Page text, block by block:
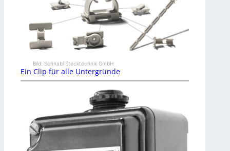
Bild: Schnabl Stecktechnik GmbH
Ein Clip für alle Untergründe